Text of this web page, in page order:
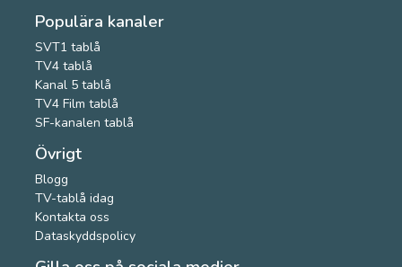
Populära kanaler
SVT1 tablå
TV4 tablå
Kanal 5 tablå
TV4 Film tablå
SF-kanalen tablå
Övrigt
Blogg
TV-tablå idag
Kontakta oss
Dataskyddspolicy